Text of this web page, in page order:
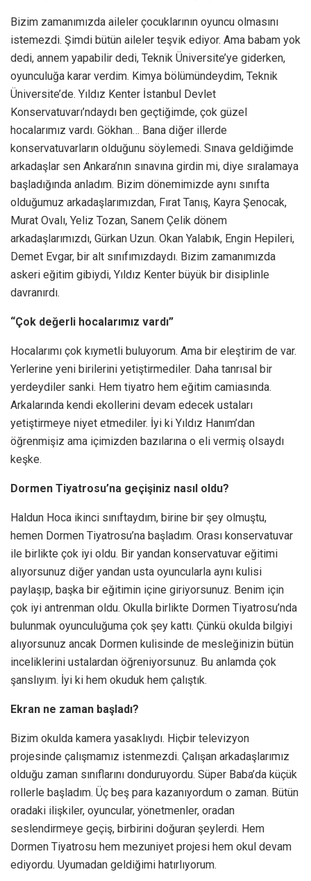
Bizim zamanımızda aileler çocuklarının oyuncu olmasını
istemezdi. Şimdi bütün aileler teşvik ediyor. Ama babam yok
dedi, annem yapabilir dedi, Teknik Üniversite’ye giderken,
oyunculuğa karar verdim. Kimya bölümündeydim, Teknik
Üniversite’de. Yıldız Kenter İstanbul Devlet
Konservatuvarı’ndaydı ben geçtiğimde, çok güzel
hocalarımız vardı. Gökhan… Bana diğer illerde
konservatuvarların olduğunu söylemedi. Sınava geldiğimde
arkadaşlar sen Ankara’nın sınavına girdin mi, diye sıralamaya
başladığında anladım. Bizim dönemimizde aynı sınıfta
olduğumuz arkadaşlarımızdan, Fırat Tanış, Kayra Şenocak,
Murat Ovalı, Yeliz Tozan, Sanem Çelik dönem
arkadaşlarımızdı, Gürkan Uzun. Okan Yalabık, Engin Hepileri,
Demet Evgar, bir alt sınıfımızdaydı. Bizim zamanımızda
askeri eğitim gibiydi, Yıldız Kenter büyük bir disiplinle
davranırdı.
“Çok değerli hocalarımız vardı”
Hocalarımı çok kıymetli buluyorum. Ama bir eleştirim de var.
Yerlerine yeni birilerini yetiştirmediler. Daha tanrısal bir
yerdeydiler sanki. Hem tiyatro hem eğitim camiasında.
Arkalarında kendi ekollerini devam edecek ustaları
yetiştirmeye niyet etmediler. İyi ki Yıldız Hanım’dan
öğrenmişiz ama içimizden bazılarına o eli vermiş olsaydı
keşke.
Dormen Tiyatrosu’na geçişiniz nasıl oldu?
Haldun Hoca ikinci sınıftaydım, birine bir şey olmuştu,
hemen Dormen Tiyatrosu’na başladım. Orası konservatuvar
ile birlikte çok iyi oldu. Bir yandan konservatuvar eğitimi
alıyorsunuz diğer yandan usta oyuncularla aynı kulisi
paylaşıp, başka bir eğitimin içine giriyorsunuz. Benim için
çok iyi antrenman oldu. Okulla birlikte Dormen Tiyatrosu’nda
bulunmak oyunculuğuma çok şey kattı. Çünkü okulda bilgiyi
alıyorsunuz ancak Dormen kulisinde de mesleğinizin bütün
inceliklerini ustalardan öğreniyorsunuz. Bu anlamda çok
şanslıyım. İyi ki hem okuduk hem çalıştık.
Ekran ne zaman başladı?
Bizim okulda kamera yasaklıydı. Hiçbir televizyon
projesinde çalışmamız istenmezdi. Çalışan arkadaşlarımız
olduğu zaman sınıflarını donduruyordu. Süper Baba’da küçük
rollerle başladım. Üç beş para kazanıyordum o zaman. Bütün
oradaki ilişkiler, oyuncular, yönetmenler, oradan
seslendirmeye geçiş, birbirini doğuran şeylerdi. Hem
Dormen Tiyatrosu hem mezuniyet projesi hem okul devam
ediyordu. Uyumadan geldiğimi hatırlıyorum.